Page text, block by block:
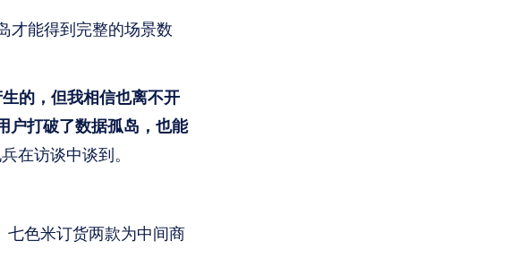
才能得到完整的场景数
的，但我相信也离不开
户打破了数据孤岛，也能
在访谈中谈到。
七色米订货两款为中间商